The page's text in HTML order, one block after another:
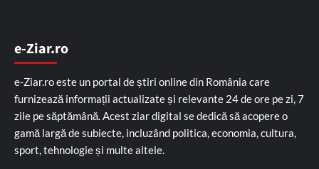
e-Ziar.ro
e-Ziar.ro este un portal de știri online din România care
furnizează informații actualizate și relevante 24 de ore pe zi, 7
zile pe săptămână. Acest ziar digital se dedică să acopere o
gamă largă de subiecte, incluzând politica, economia, cultura,
sport, tehnologie și multe altele.